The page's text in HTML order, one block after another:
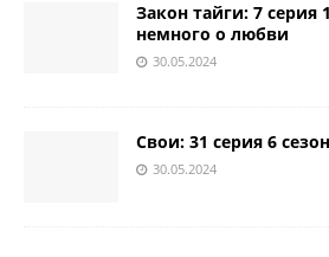
Закон тайги: 7
немного о любви
30.05.2024
Свои: 31 серия 6
30.05.2024